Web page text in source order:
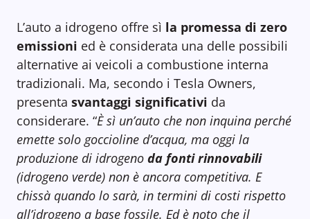
L’auto a idrogeno offre sì la promessa di zero
emissioni ed è considerata una delle possibili
alternative ai veicoli a combustione interna
tradizionali. Ma, secondo i Tesla Owners,
presenta svantaggi significativi da
considerare. “È sì un’auto che non inquina perché
emette solo goccioline d’acqua, ma oggi la
produzione di idrogeno da fonti rinnovabili
(idrogeno verde) non è ancora competitiva. E
chissà quando lo sarà, in termini di costi rispetto
all’idrogeno a base fossile. Ed è noto che il